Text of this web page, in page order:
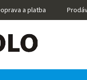
a platba